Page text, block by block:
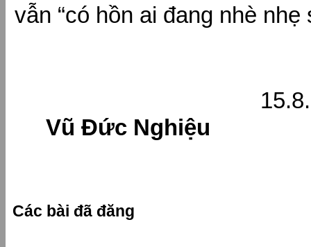
vẫn “có hồn ai đang nhè nhẹ
Vũ Đức Nghiệu
Các bài đã đăng